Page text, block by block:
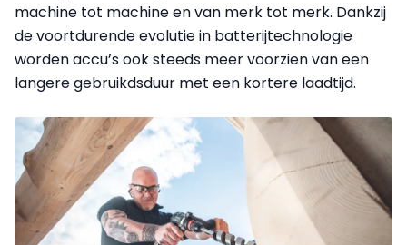
machine tot machine en van merk tot merk. Dankzij
de voortdurende evolutie in batterijtechnologie
worden accu’s ook steeds meer voorzien van een
langere gebruikdsduur met een kortere laadtijd.